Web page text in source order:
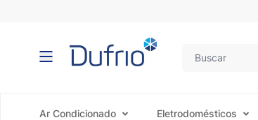
Ar Condicionado Eletrodomésticos